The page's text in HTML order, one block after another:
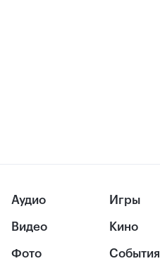
Аудио
Видео
Фото
Игры
Кино
События